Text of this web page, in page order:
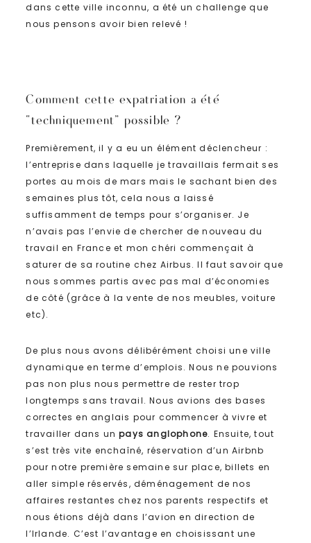
dans cette ville inconnu, a été un challenge que
nous pensons avoir bien relevé !
Comment cette expatriation a été
“techniquement” possible ?
Premièrement, il y a eu un élément déclencheur :
l’entreprise dans laquelle je travaillais fermait ses
portes au mois de mars mais le sachant bien des
semaines plus tôt, cela nous a laissé
suffisamment de temps pour s’organiser. Je
n’avais pas l’envie de chercher de nouveau du
travail en France et mon chéri commençait à
saturer de sa routine chez Airbus. Il faut savoir que
nous sommes partis avec pas mal d’économies
de côté (grâce à la vente de nos meubles, voiture
etc).
De plus nous avons délibérément choisi une ville
dynamique en terme d’emplois. Nous ne pouvions
pas non plus nous permettre de rester trop
longtemps sans travail. Nous avions des bases
correctes en anglais pour commencer à vivre et
travailler dans unpays anglophone. Ensuite, tout
s’est très vite enchaîné, réservation d’un Airbnb
pour notre première semaine sur place, billets en
aller simple réservés, déménagement de nos
affaires restantes chez nos parents respectifs et
nous étions déjà dans l’avion en direction de
l’Irlande. C’est l’avantage en choisissant une